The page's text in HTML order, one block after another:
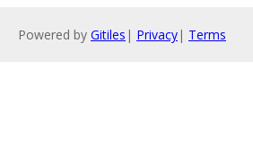
Powered by Gitiles | Privacy| Terms